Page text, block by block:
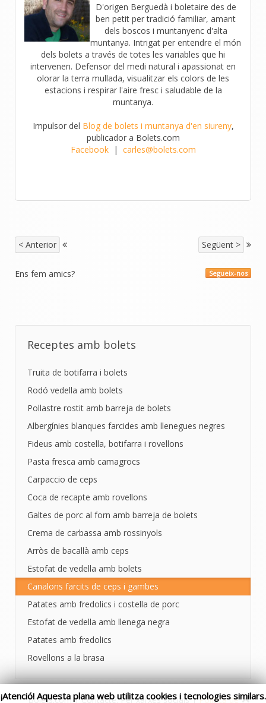
D'origen Berguedà i boletaire des de
ben petit per tradició familiar, amant
dels boscos i muntanyenc d'alta
muntanya. Intrigat per entendre el món
dels bolets a través de totes les variables que hi
intervenen. Defensor del medi natural i apassionat en
olorar la terra mullada, visualitzar els colors de les
estacions i respirar l'aire fresc i saludable de la
muntanya.
Impulsor del Blog de bolets i muntanya d'en siureny,
publicador a Bolets.com
Facebook| carles@bolets.com
< Anterior Següent >
Segueix-nos
Ens fem amics?
Receptes amb bolets
Truita de botifarra i bolets
Rodó vedella amb bolets
Pollastre rostit amb barreja de bolets
Albergínies blanques farcides amb llenegues negres
Fideus amb costella, botifarra i rovellons
Pasta fresca amb camagrocs
Carpaccio de ceps
Coca de recapte amb rovellons
Galtes de porc al forn amb barreja de bolets
Crema de carbassa amb rossinyols
Arròs de bacallà amb ceps
Estofat de vedella amb bolets
Canalons farcits de ceps i gambes
Patates amb fredolics i costella de porc
Estofat de vedella amb llenega negra
Patates amb fredolics
Rovellons a la brasa
Bolets.com | Contacte: Per xarxes socials |Politica de
¡Atenció! Aquesta plana web utilitza cookies i tecnologies similars.